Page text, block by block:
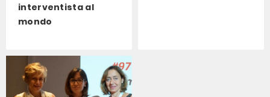
interventista al
mondo